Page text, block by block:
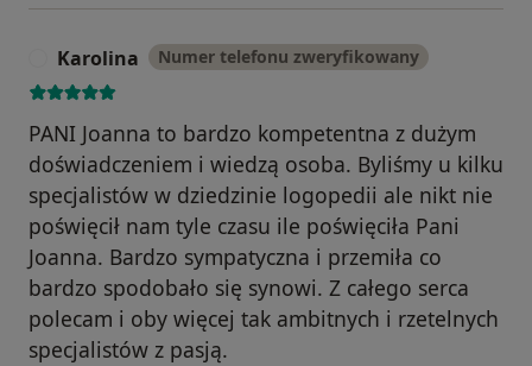
Karolina Numer telefonu zweryfikowany
PANI Joanna to bardzo kompetentna z dużym
doświadczeniem i wiedzą osoba. Byliśmy u kilku
specjalistów w dziedzinie logopedii ale nikt nie
poświęcił nam tyle czasu ile poświęciła Pani
Joanna. Bardzo sympatyczna i przemiła co
bardzo spodobało się synowi. Z całego serca
polecam i oby więcej tak ambitnych i rzetelnych
specjalistów z pasją.